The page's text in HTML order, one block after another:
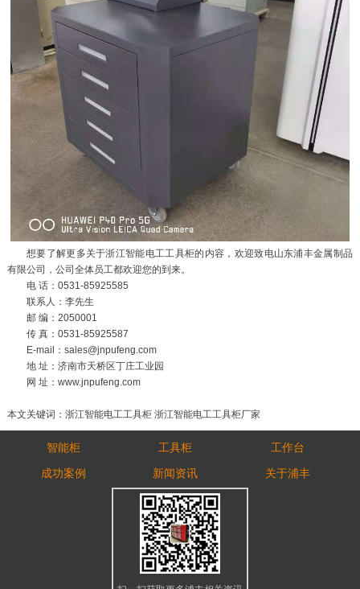
想要了解更多关于浙江智能电工工具柜的内容，欢迎致电山东浦丰金属制品
有限公司，公司全体员工都欢迎您的到来。
电 话：0531-85925585
联系人：李先生
邮 编：2050001
传 真：0531-85925587
E-mail：sales@jnpufeng.com
地 址：济南市天桥区丁庄工业园
网 址：www.jnpufeng.com
本文关键词：浙江智能电工工具柜 浙江智能电工工具柜厂家
智能柜 工具柜
工作台
成功案例
新闻资讯 关于浦丰